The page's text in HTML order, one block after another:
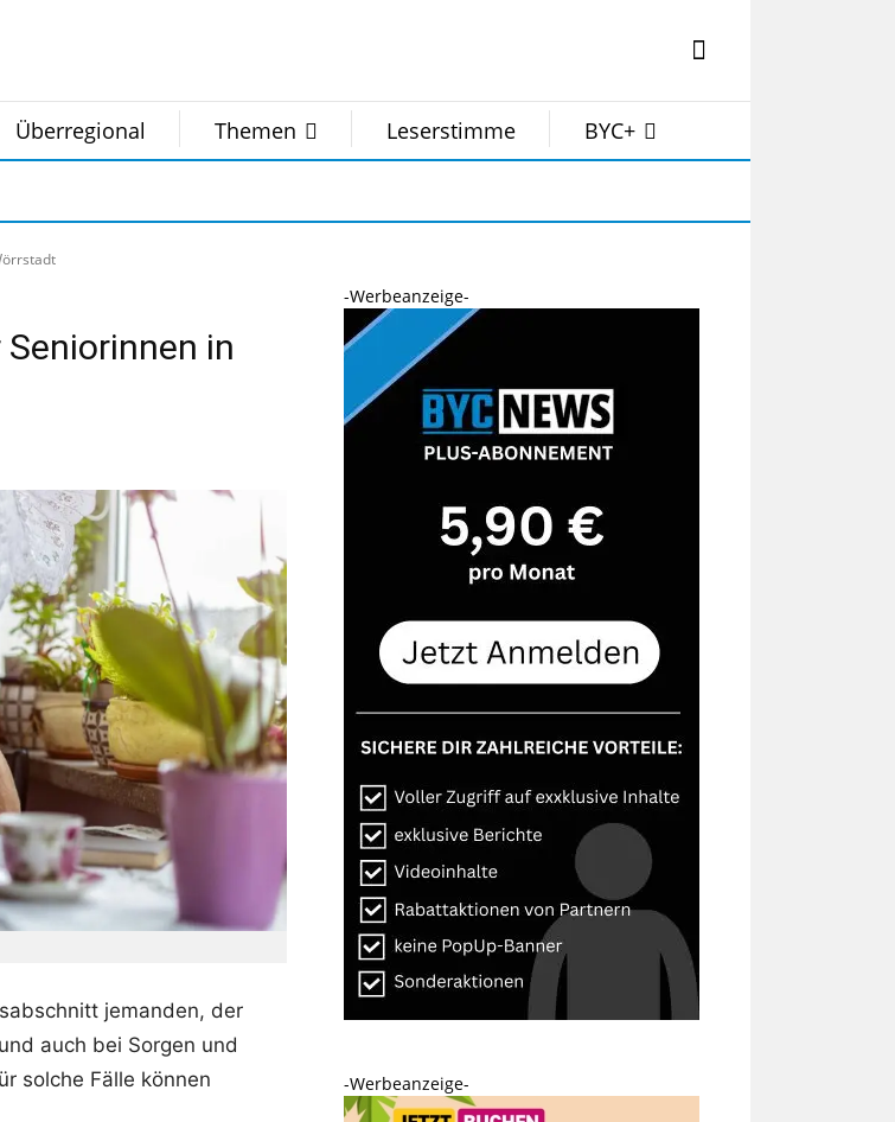
Überregional Themen Leserstimme BYC+
in
jemanden, der
auch bei Sorgen und
solche Fälle können
-Werbeanzeige-
-Werbeanzeige-